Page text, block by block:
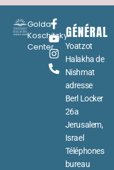
Golda
Koschitzky
Center
GÉNÉRAL
Yoatzot
Halakha de
Nishmat
adresse
Berl Locker
26a
Jerusalem,
Israel
Téléphones
bureau